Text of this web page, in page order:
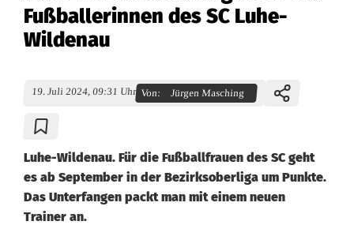
Fußballerinnen des SC Luhe-
Wildenau
19. Juli 2024, 09:31 Uhr Von: Jürgen Masching
Luhe-Wildenau. Für die Fußballfrauen des SC geht
es ab September in der Bezirksoberliga um Punkte.
Das Unterfangen packt man mit einem neuen
Trainer an.